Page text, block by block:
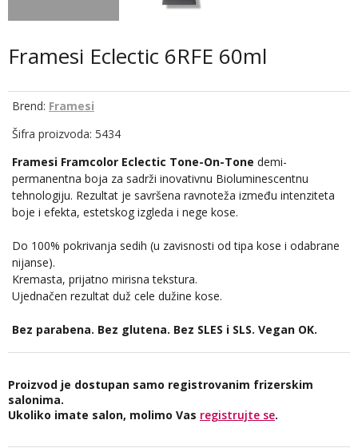
Framesi Eclectic 6RFE 60ml
Brend: Framesi
Šifra proizvoda: 5434
Framesi Framcolor Eclectic Tone-On-Tone demi-
permanentna boja za sadrži inovativnu Bioluminescentnu
tehnologiju. Rezultat je savršena ravnoteža između intenziteta
boje i efekta, estetskog izgleda i nege kose.
Do 100% pokrivanja sedih (u zavisnosti od tipa kose i odabrane
nijanse).
Kremasta, prijatno mirisna tekstura.
Ujednačen rezultat duž cele dužine kose.
Bez parabena. Bez glutena. Bez SLES i SLS. Vegan OK.
Proizvod je dostupan samo registrovanim frizerskim
salonima.
Ukoliko imate salon, molimo Vas registrujte se.